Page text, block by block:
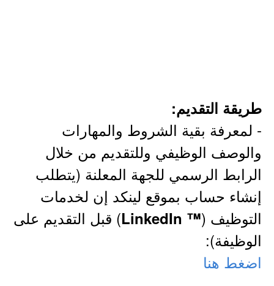
طريقة التقديم:
- لمعرفة بقية الشروط والمهارات
والوصف الوظيفي وللتقديم من خلال
الرابط الرسمي للجهة المعلنة (يتطلب
إنشاء حساب بموقع لينكد إن لخدمات
التوظيف (™ LinkedIn
) قبل التقديم على
الوظيفة):
اضغط هنا